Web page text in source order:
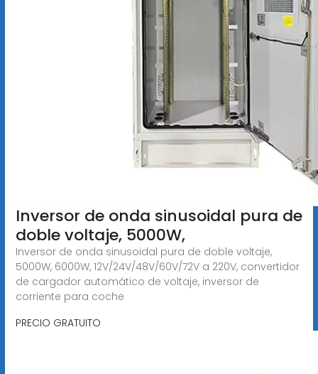
Inversor de onda sinusoidal pura de
doble voltaje, 5000W,
Inversor de onda sinusoidal pura de doble voltaje,
5000W, 6000W, 12V/24V/48V/60V/72V a 220V, convertidor
de cargador automático de voltaje, inversor de
corriente para coche
PRECIO GRATUITO